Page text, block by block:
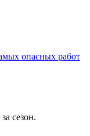
опасных работ
сезон.